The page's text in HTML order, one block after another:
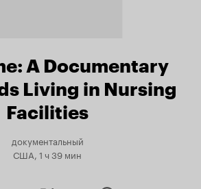
A Documentary
Living in Nursing
Facilities
документальный
США, 1 ч 39 мин